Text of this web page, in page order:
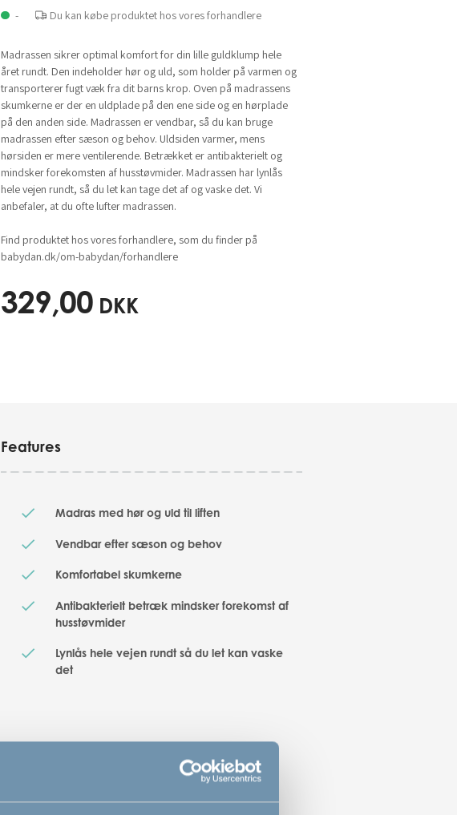
- Du kan købe produktet hos vores forhandlere
Madrassen sikrer optimal komfort for din lille guldklump hele
året rundt. Den indeholder hør og uld, som holder på varmen og
transporterer fugt væk fra dit barns krop. Oven på madrassens
skumkerne er der en uldplade på den ene side og en hørplade
på den anden side. Madrassen er vendbar, så du kan bruge
madrassen efter sæson og behov. Uldsiden varmer, mens
hørsiden er mere ventilerende. Betrækket er antibakterielt og
mindsker forekomsten af husstøvmider. Madrassen har lynlås
hele vejen rundt, så du let kan tage det af og vaske det. Vi
anbefaler, at du ofte lufter madrassen.
Find produktet hos vores forhandlere, som du finder på
babydan.dk/om-babydan/forhandlere
329,00 DKK
Features
Madras med hør og uld til liften
Vendbar efter sæson og behov
Komfortabel skumkerne
Antibakterielt betræk mindsker forekomst af
husstøvmider
Lynlås hele vejen rundt så du let kan vaske
det